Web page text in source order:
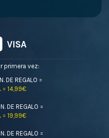
VISA
primera vez:
DE REGALO =
= 14,99€
DE REGALO =
= 19,99€
DE REGALO =